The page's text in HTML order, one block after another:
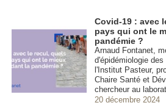
Covid-19 : avec
pays qui ont le
pandémie ?
Arnaud Fontanet,
d'épidémiologie
l'Institut Pasteur,
Chaire Santé et
chercheur au
20 décembre 2024